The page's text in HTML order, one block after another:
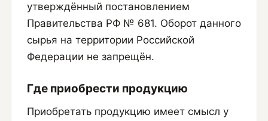
утверждённый постановлением
Правительства РФ № 681. Оборот данного
сырья на территории Российской
Федерации не запрещён.
Где приобрести продукцию
Приобретать продукцию имеет смысл у